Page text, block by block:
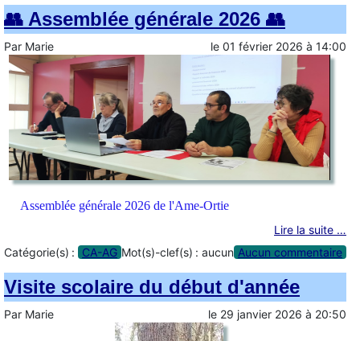
👥 Assemblée générale 2026 👥
Par Marie le 01 février 2026 à 14:00
Assemblée générale 2026 de l'Ame-Ortie
Lire la suite …
Catégorie(s) :
CA-AG Mot(s)-clef(s) : aucun Aucun commentaire
Visite scolaire du début d'année
Par Marie le 29 janvier 2026 à 20:50